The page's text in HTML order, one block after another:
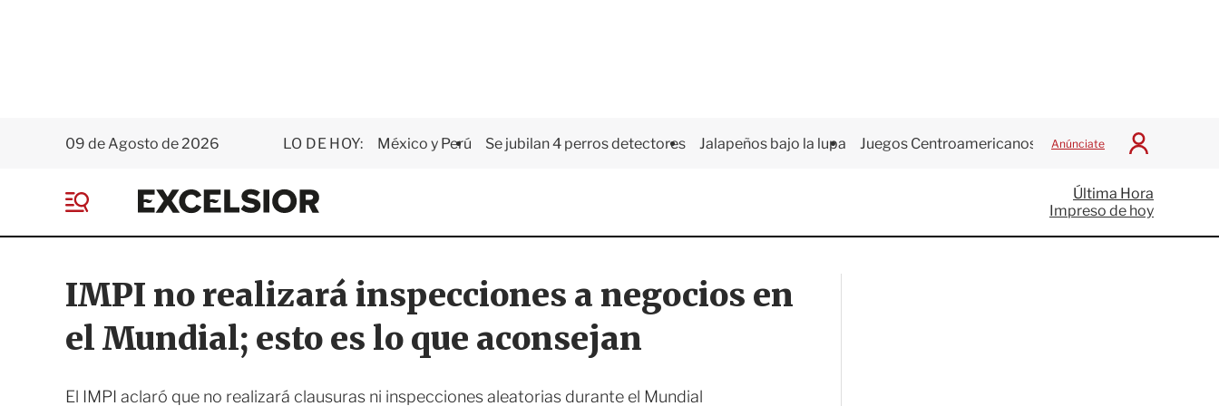
09 de Agosto de 2026 LO DE HOY: México y Perú Se jubilan 4 perros detectores Jalapeños bajo la lupa Juegos Centroamericanos Anúnciate
I
c
i
a
E
x
e
i
o
e
Última Hora
Impreso de hoy
IMPI no realizará inspecciones a negocios en
el Mundial; esto es lo que aconsejan
El IMPI aclaró que no realizará clausuras ni inspecciones aleatorias durante el Mundial